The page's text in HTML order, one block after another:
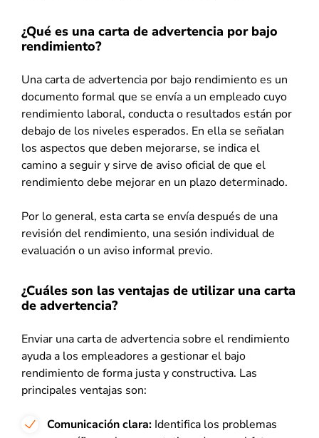
¿Qué es una carta de advertencia por bajo
rendimiento?
Una carta de advertencia por bajo rendimiento es un
documento formal que se envía a un empleado cuyo
rendimiento laboral, conducta o resultados están por
debajo de los niveles esperados. En ella se señalan
los aspectos que deben mejorarse, se indica el
camino a seguir y sirve de aviso oficial de que el
rendimiento debe mejorar en un plazo determinado.
Por lo general, esta carta se envía después de una
revisión del rendimiento, una sesión individual de
evaluación o un aviso informal previo.
¿Cuáles son las ventajas de utilizar una carta
de advertencia?
Enviar una carta de advertencia sobre el rendimiento
ayuda a los empleadores a gestionar el bajo
rendimiento de forma justa y constructiva. Las
principales ventajas son:
Comunicación clara: Identifica los problemas